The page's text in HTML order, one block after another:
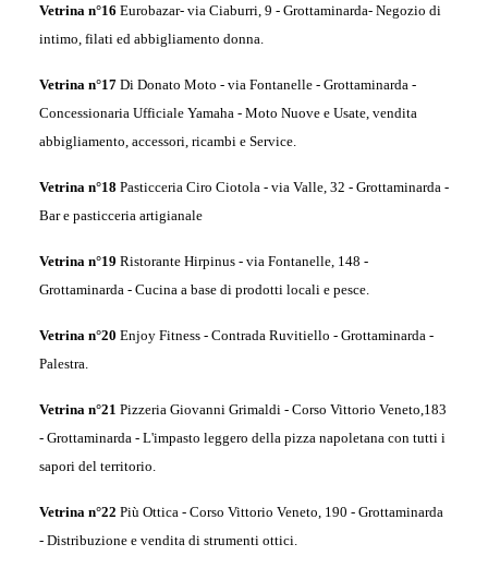
Vetrina n°16 Eurobazar- via Ciaburri, 9 - Grottaminarda- Negozio di
intimo, filati ed abbigliamento donna.
Vetrina n°17 Di Donato Moto - via Fontanelle - Grottaminarda -
Concessionaria Ufficiale Yamaha - Moto Nuove e Usate, vendita
abbigliamento, accessori, ricambi e Service.
Vetrina n°18 Pasticceria Ciro Ciotola - via Valle, 32 - Grottaminarda -
Bar e pasticceria artigianale
Vetrina n°19 Ristorante Hirpinus - via Fontanelle, 148 -
Grottaminarda - Cucina a base di prodotti locali e pesce.
Vetrina n°20 Enjoy Fitness - Contrada Ruvitiello - Grottaminarda -
Palestra.
Vetrina n°21 Pizzeria Giovanni Grimaldi - Corso Vittorio Veneto,183
- Grottaminarda - L'impasto leggero della pizza napoletana con tutti i
sapori del territorio.
Vetrina n°22 Più Ottica - Corso Vittorio Veneto, 190 - Grottaminarda
- Distribuzione e vendita di strumenti ottici.